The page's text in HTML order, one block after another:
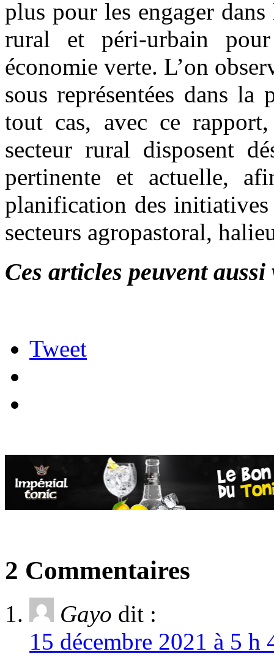
plus pour les engager
rural et péri-urbain
économie verte. L’on
sous représentées dans
tout cas, avec ce
secteur rural disposent
pertinente et actuelle,
planification des
secteurs agropastoral,
Ces articles peuvent
Tweet
2 Commentaires
Gayo dit :
15 décembre 2021 à 5